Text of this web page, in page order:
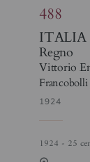
488
ITALIA
Regno
Vittorio
1924
1924 - 25